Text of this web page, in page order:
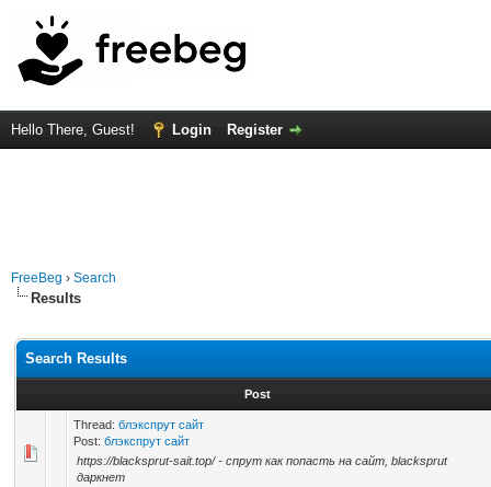
Hello There, Guest! Login Register
FreeBeg › Search
Results
Search Results
Post
Thread: блэкспрут сайт
Post: блэкспрут сайт
https://blacksprut-sait.top/ - спрут как попасть на сайт, blacksprut
даркнет